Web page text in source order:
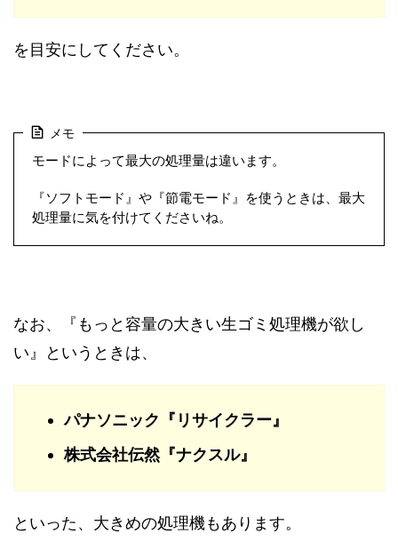
を目安にしてください。
メモ
モードによって最大の処理量は違います。
『ソフトモード』や『節電モード』を使うときは、最大
処理量に気を付けてくださいね。
なお、『もっと容量の大きい生ゴミ処理機が欲し
い』というときは、
パナソニック『リサイクラー』
株式会社伝然『ナクスル』
といった、大きめの処理機もあります。